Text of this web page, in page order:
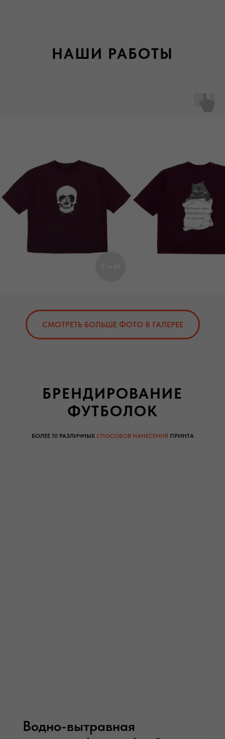
НАШИ РАБОТЫ
СМОТРЕТЬ БОЛЬШЕ ФОТО В ГАЛЕРЕЕ
БРЕНДИРОВАНИЕ
ФУТБОЛОК
БОЛЕЕ 10 РАЗЛИЧНЫХ СПОСОБОВ НАНЕСЕНИЯ ПРИНТА
DTF печать на футболках
Водно-вытравная